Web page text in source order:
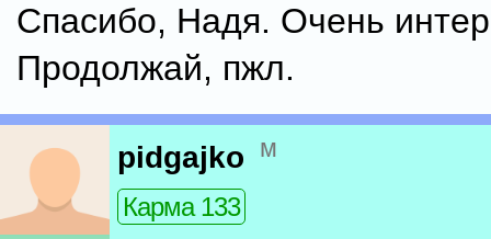
Спасибо, Надя. Очень
Продолжай, пжл.
pidgajko м
Карма 133